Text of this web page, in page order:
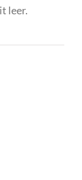
leer.